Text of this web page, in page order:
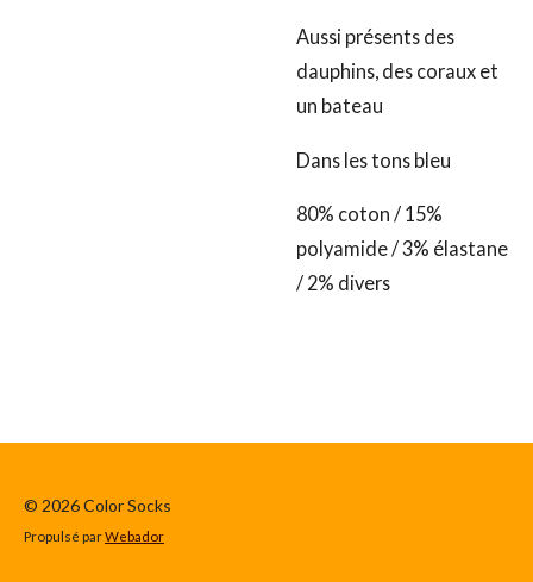
Aussi présents des
dauphins, des coraux et
un bateau
Dans les tons bleu
80% coton / 15%
polyamide / 3% élastane
/ 2% divers
© 2026 Color Socks
Propulsé parWebador